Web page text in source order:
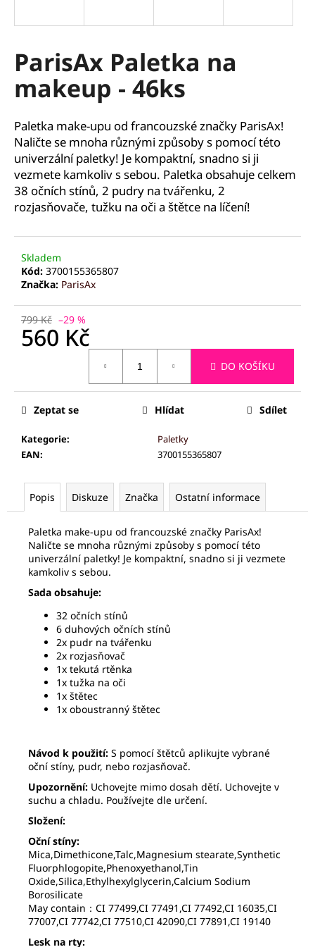
ParisAx Paletka na
makeup - 46ks
Paletka make-upu od francouzské značky ParisAx!
Naličte se mnoha různými způsoby s pomocí této
univerzální paletky! Je kompaktní, snadno si ji
vezmete kamkoliv s sebou. Paletka obsahuje celkem
38 očních stínů, 2 pudry na tvářenku, 2
rozjasňovače, tužku na oči a štětce na líčení!
Skladem
Kód: 3700155365807
Značka: ParisAx
799 Kč –29 %
560 Kč
DO KOŠÍKU
Kategorie:
Paletky
EAN: 3700155365807
Zeptat se Hlídat Sdílet
Popis Diskuze Značka Ostatní informace
Paletka make-upu od francouzské značky ParisAx!
Naličte se mnoha různými způsoby s pomocí této
univerzální paletky! Je kompaktní, snadno si ji vezmete
kamkoliv s sebou.
Sada obsahuje:
32 očních stínů
6 duhových očních stínů
2x pudr na tvářenku
2x rozjasňovač
1x tekutá rtěnka
1x tužka na oči
1x štětec
1x oboustranný štětec
Návod k použití: S pomocí štětců aplikujte vybrané
oční stíny, pudr, nebo rozjasňovač.
Upozornění: Uchovejte mimo dosah dětí. Uchovejte v
suchu a chladu. Používejte dle určení.
Složení:
Oční stíny:
Mica,Dimethicone,Talc,Magnesium stearate,Synthetic
Fluorphlogopite,Phenoxyethanol,Tin
Oxide,Silica,Ethylhexylglycerin,Calcium Sodium
Borosilicate
May contain：CI 77499,CI 77491,CI 77492,CI 16035,CI
77007,CI 77742,CI 77510,CI 42090,CI 77891,CI 19140
Lesk na rty:
í
t
?
HLEDAT
o
p
o
u
u
e
PALSAR7
CESTOVNÍ
KOSMETICKÁ
DÁVKOVAČI
7KS
125